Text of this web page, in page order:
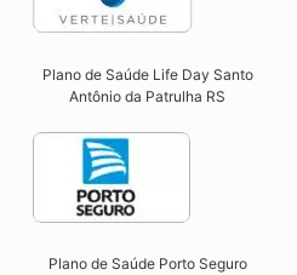
Plano de Saúde Life Day Santo
Antônio da Patrulha RS
Plano de Saúde Porto Seguro